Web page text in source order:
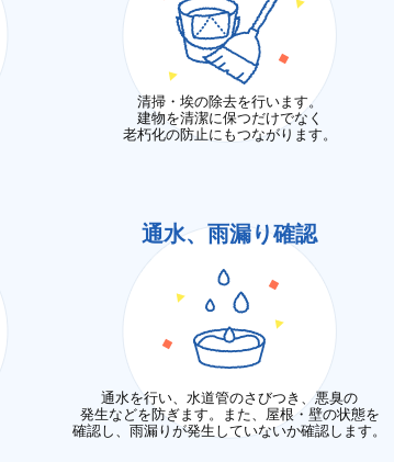
清掃・埃の除去を行います。
建物を清潔に保つだけでなく
老朽化の防止にもつながります。
通水、雨漏り確認
通水を行い、水道管のさびつき、悪臭の
発生などを防ぎます。また、屋根・壁の状態を
確認し、雨漏りが発生していないか確認します。